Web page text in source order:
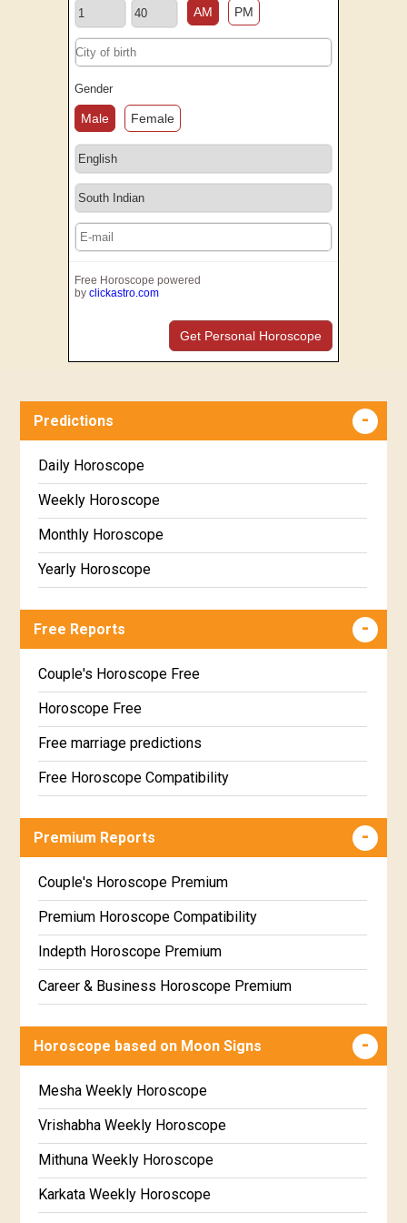
AM PM
Gender
Male Female
Free Horoscope powered
by clickastro.com
Get Personal Horoscope
Predictions
Daily Horoscope
Weekly Horoscope
Monthly Horoscope
Yearly Horoscope
Free Reports
Couple's Horoscope Free
Horoscope Free
Free marriage predictions
Free Horoscope Compatibility
Wealth & Fortune Horoscope Free
Free Daily Rashiphal
Free Weekly Rashifal
Free Star Horoscope
Free panchanga Predictions
Free Chinese Horoscope
Free Personal Horoscope
Free Chinese Compatibility
Free Numerology Report
Free Feng Shui
Premium Reports
Couple's Horoscope Premium
Premium Horoscope Compatibility
Indepth Horoscope Premium
Career & Business Horoscope Premium
Marriage Horoscope Premium
Premium Gem Recommendation Report
Premium Ugadi Prediction
Premium Yoga Predictions
Premium Super Horoscope
Horoscope based on Moon Signs
Mesha Weekly Horoscope
Vrishabha Weekly Horoscope
Mithuna Weekly Horoscope
Karkata Weekly Horoscope